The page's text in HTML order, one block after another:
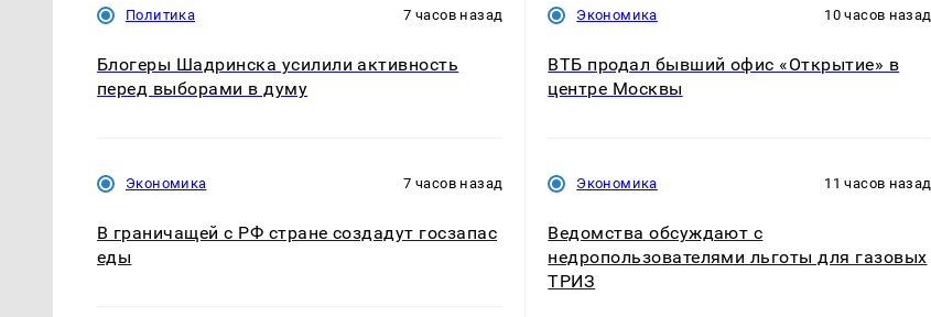
Политика 7 часов назад
Блогеры Шадринска усилили активность
перед выборами в думу
Экономика 7 часов назад
В граничащей с РФ стране создадут госзапас
еды
Экономика 10 часов назад
ВТБ продал бывший офис «Открытие» в
центре Москвы
Экономика 11 часов назад
Ведомства обсуждают с
недропользователями льготы для газовых
ТРИЗ